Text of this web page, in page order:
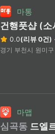
마통
건행풋샵 (소
0.0(리뷰 0건) ·
경기 부천시 원미
마맵
심곡동 드엘